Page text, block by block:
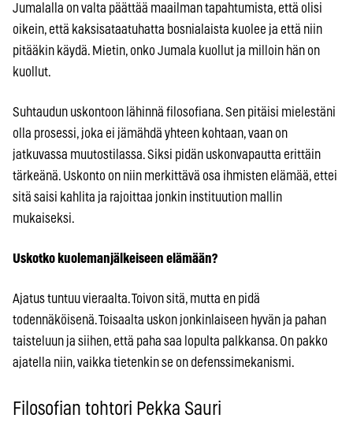
Jumalalla on valta päättää maailman tapahtumista, että olisi
oikein, että kaksisataatuhatta bosnialaista kuolee ja että niin
pitääkin käydä. Mietin, onko Jumala kuollut ja milloin hän on
kuollut.
Suhtaudun uskontoon lähinnä filosofiana. Sen pitäisi mielestäni
olla prosessi, joka ei jämähdä yhteen kohtaan, vaan on
jatkuvassa muutostilassa. Siksi pidän uskonvapautta erittäin
tärkeänä. Uskonto on niin merkittävä osa ihmisten elämää, ettei
sitä saisi kahlita ja rajoittaa jonkin instituution mallin
mukaiseksi.
Uskotko kuolemanjälkeiseen elämään?
Ajatus tuntuu vieraalta. Toivon sitä, mutta en pidä
todennäköisenä. Toisaalta uskon jonkinlaiseen hyvän ja pahan
taisteluun ja siihen, että paha saa lopulta palkkansa. On pakko
ajatella niin, vaikka tietenkin se on defenssimekanismi.
Filosofian tohtori Pekka Sauri